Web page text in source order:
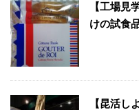
【工場見
けの試食
【昆活し